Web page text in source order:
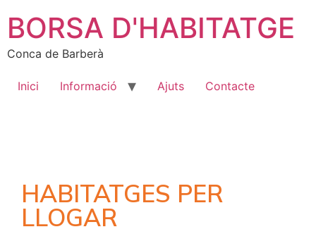
BORSA D'HABITATGE
Conca de Barberà
Inici Informació Ajuts Contacte
HABITATGES PER
LLOGAR